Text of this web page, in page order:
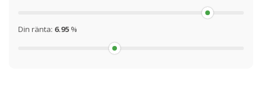
Din ränta: 6.95 %